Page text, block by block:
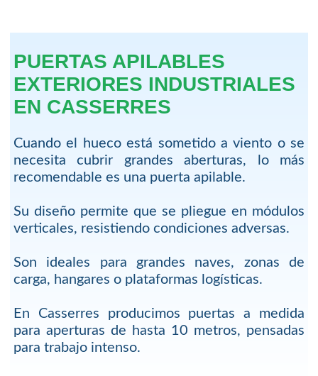
PUERTAS APILABLES
EXTERIORES INDUSTRIALES
EN CASSERRES
Cuando el hueco está sometido a viento o se
necesita cubrir grandes aberturas, lo más
recomendable es una puerta apilable.
Su diseño permite que se pliegue en módulos
verticales, resistiendo condiciones adversas.
Son ideales para grandes naves, zonas de
carga, hangares o plataformas logísticas.
En Casserres producimos puertas a medida
para aperturas de hasta 10 metros, pensadas
para trabajo intenso.